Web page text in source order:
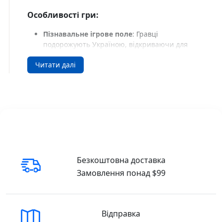
Особливості гри:
Пізнавальне ігрове поле: Гравці
подорожують Україною, відкриваючи для
себе найвизначніші пам’ятки та культурні
спадщини різних регіонів країни. Кожна
клітинка ігрового поля містить елементи
рахувати, працювати в команді та
усвідомлювати поняття перемоги й поразки.
на кожному кроці.
Читати далі
Безкоштовна доставка
Замовлення понад $99
Відправка